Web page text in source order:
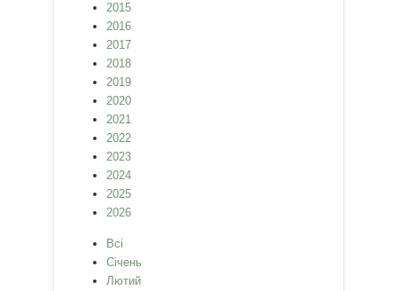
2015
2016
2017
2018
2019
2020
2021
2022
2023
2024
2025
2026
Всі
Січень
Лютий